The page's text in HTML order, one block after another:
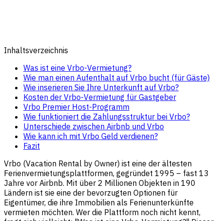
Inhaltsverzeichnis
Was ist eine Vrbo-Vermietung?
Wie man einen Aufenthalt auf Vrbo bucht (für Gäste)
Wie inserieren Sie Ihre Unterkunft auf Vrbo?
Kosten der Vrbo-Vermietung für Gastgeber
Vrbo Premier Host-Programm
Wie funktioniert die Zahlungsstruktur bei Vrbo?
Unterschiede zwischen Airbnb und Vrbo
Wie kann ich mit Vrbo Geld verdienen?
Fazit
Vrbo (Vacation Rental by Owner) ist eine der ältesten
Ferienvermietungsplattformen, gegründet 1995 – fast 13
Jahre vor Airbnb. Mit über 2 Millionen Objekten in 190
Ländern ist sie eine der bevorzugten Optionen für
Eigentümer, die ihre Immobilien als Ferienunterkünfte
vermieten möchten. Wer die Plattform noch nicht kennt,